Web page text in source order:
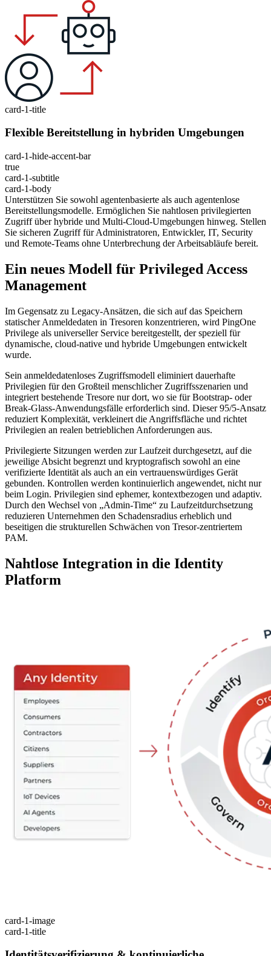
card-1-title
Flexible Bereitstellung in hybriden Umgebungen
card-1-hide-accent-bar
true
card-1-subtitle
card-1-body
Unterstützen Sie sowohl agentenbasierte als auch agentenlose
Bereitstellungsmodelle. Ermöglichen Sie nahtlosen privilegierten
Zugriff über hybride und Multi-Cloud-Umgebungen hinweg. Stellen
Sie sicheren Zugriff für Administratoren, Entwickler, IT, Security
und Remote-Teams ohne Unterbrechung der Arbeitsabläufe bereit.
Ein neues Modell für Privileged Access
Management
Im Gegensatz zu Legacy-Ansätzen, die sich auf das Speichern
statischer Anmeldedaten in Tresoren konzentrieren, wird PingOne
Privilege als universeller Service bereitgestellt, der speziell für
dynamische, cloud-native und hybride Umgebungen entwickelt
wurde.
Sein anmeldedatenloses Zugriffsmodell eliminiert dauerhafte
Privilegien für den Großteil menschlicher Zugriffsszenarien und
integriert bestehende Tresore nur dort, wo sie für Bootstrap- oder
Break-Glass-Anwendungsfälle erforderlich sind. Dieser 95/5-Ansatz
reduziert Komplexität, verkleinert die Angriffsfläche und richtet
Privilegien an realen betrieblichen Anforderungen aus.
Privilegierte Sitzungen werden zur Laufzeit durchgesetzt, auf die
jeweilige Absicht begrenzt und kryptografisch sowohl an eine
verifizierte Identität als auch an ein vertrauenswürdiges Gerät
gebunden. Kontrollen werden kontinuierlich angewendet, nicht nur
beim Login. Privilegien sind ephemer, kontextbezogen und adaptiv.
Durch den Wechsel von „Admin-Time“ zu Laufzeitdurchsetzung
reduzieren Unternehmen den Schadensradius erheblich und
beseitigen die strukturellen Schwächen von Tresor-zentriertem
PAM.
Nahtlose Integration in die Identity
Platform
card-1-image
card-1-title